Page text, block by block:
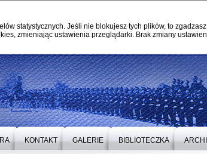
statystycznych. Jeśli nie blokujesz tych plików, to
zmieniając ustawienia przeglądarki. Brak zmiany
KONTAKT GALERIE BIBLIOTECZKA